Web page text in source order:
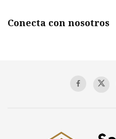
Conecta con nosotros